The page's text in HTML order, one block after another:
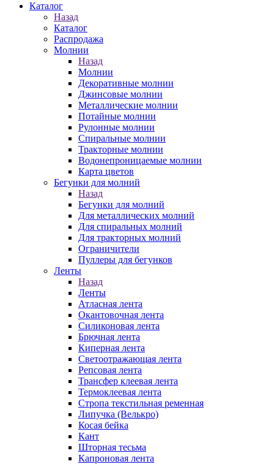
Каталог
Назад
Каталог
Распродажа
Молнии
Назад
Молнии
Декоративные молнии
Джинсовые молнии
Металлические молнии
Потайные молнии
Рулонные молнии
Спиральные молнии
Тракторные молнии
Водонепроницаемые молнии
Карта цветов
Бегунки для молний
Назад
Бегунки для молний
Для металлических молний
Для спиральных молний
Для тракторных молний
Ограничители
Пуллеры для бегунков
Ленты
Назад
Ленты
Атласная лента
Окантовочная лента
Силиконовая лента
Брючная лента
Киперная лента
Светоотражающая лента
Репсовая лента
Трансфер клеевая лента
Термоклеевая лента
Стропа текстильная ременная
Липучка (Велькро)
Косая бейка
Кант
Шторная тесьма
Капроновая лента